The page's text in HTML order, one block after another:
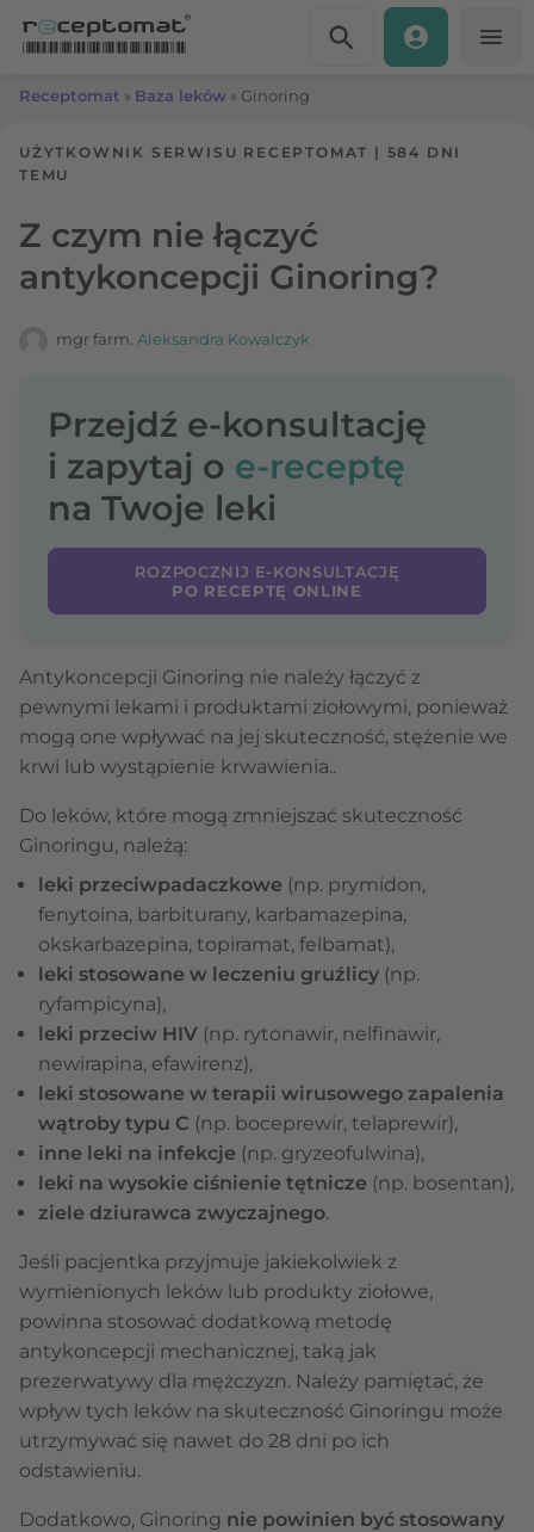
Receptomat » Baza leków » Ginoring
UŻYTKOWNIK SERWISU RECEPTOMAT | 584 DNI
TEMU
Z czym nie łączyć
antykoncepcji Ginoring?
mgr farm. Aleksandra Kowalczyk
Przejdź e-konsultację
i zapytaj o e-receptę
na Twoje leki
ROZPOCZNIJ E-KONSULTACJĘ
PO RECEPTĘ ONLINE
Antykoncepcji Ginoring nie należy łączyć z
pewnymi lekami i produktami ziołowymi, ponieważ
mogą one wpływać na jej skuteczność, stężenie we
krwi lub wystąpienie krwawienia..
Do leków, które mogą zmniejszać skuteczność
Ginoringu, należą:
leki przeciwpadaczkowe (np. prymidon,
fenytoina, barbiturany, karbamazepina,
okskarbazepina, topiramat, felbamat),
leki stosowane w leczeniu gruźlicy (np.
ryfampicyna),
leki przeciw HIV (np. rytonawir, nelfinawir,
newirapina, efawirenz),
leki stosowane w terapii wirusowego zapalenia
wątroby typu C (np. boceprewir, telaprewir),
inne leki na infekcje (np. gryzeofulwina),
leki na wysokie ciśnienie tętnicze (np. bosentan),
ziele dziurawca zwyczajnego.
Jeśli pacjentka przyjmuje jakiekolwiek z
wymienionych leków lub produkty ziołowe,
powinna stosować dodatkową metodę
antykoncepcji mechanicznej, taką jak
prezerwatywy dla mężczyzn. Należy pamiętać, że
wpływ tych leków na skuteczność Ginoringu może
utrzymywać się nawet do 28 dni po ich
odstawieniu.
Dodatkowo, Ginoring nie powinien być stosowany